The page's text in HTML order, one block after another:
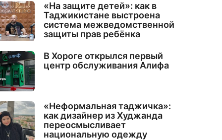
«На защите детей»: как в
Таджикистане выстроена
система межведомственной
защиты прав ребёнка
В Хороге открылся первый
центр обслуживания Алифа
«Неформальная таджичка»:
как дизайнер из Худжанда
переосмысливает
национальную одежду